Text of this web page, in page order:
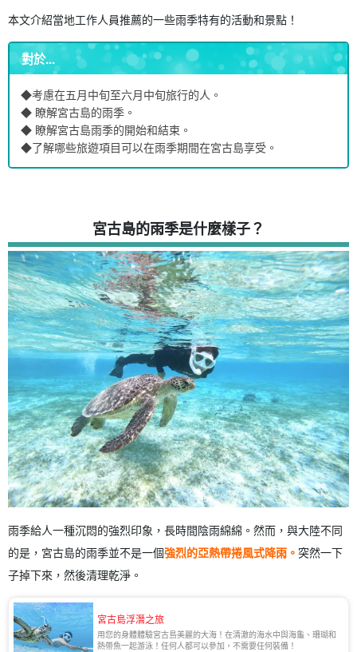
本文介紹當地工作人員推薦的一些雨季特有的活動和景點！
對於...
◆考慮在五月中旬至六月中旬旅行的人。
◆ 瞭解宮古島的雨季。
◆ 瞭解宮古島雨季的開始和結束。
◆了解哪些旅遊項目可以在雨季期間在宮古島享受。
宮古島的雨季是什麼樣子？
雨季給人一種沉悶的強烈印象，長時間陰雨綿綿。然而，與大陸不同
的是，宮古島的雨季並不是一個強烈的亞熱帶捲風式降雨。 突然一下
子掉下來，然後清理乾淨。
宮古島浮潛之旅
用您的身體體驗宮古島美麗的大海！在清澈的海水中與海龜、珊瑚和
熱帶魚一起游泳！任何人都可以參加，不需要任何裝備！